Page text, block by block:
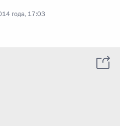
года, 17:03